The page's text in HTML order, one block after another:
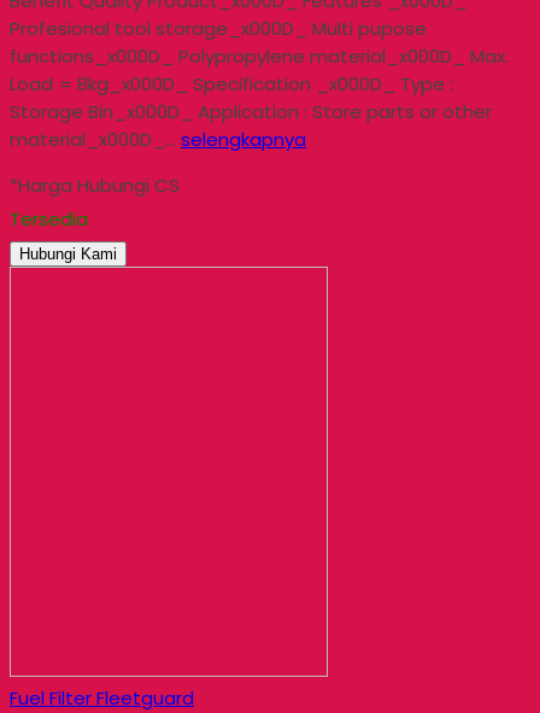
Profesional tool storage_x000D_ Multi pupose
functions_x000D_ Polypropylene material_x000D_ Max.
Load = 8kg_x000D_ Specification _x000D_ Type :
Storage Bin_x000D_ Application : Store parts or other
material_x000D_… selengkapnya
*Harga Hubungi CS
Tersedia
Hubungi Kami
Fuel Filter Fleetguard